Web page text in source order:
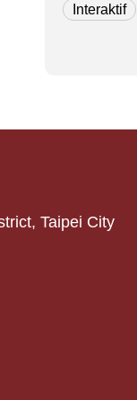
itu,Interaktif
Taipei City